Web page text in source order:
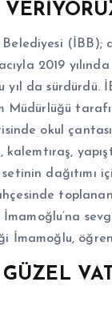
Belediyesi
2019
yıl da sürdürdü.
okul
setinin
İmamoğlu’na
İmamoğlu,
GÜZEL